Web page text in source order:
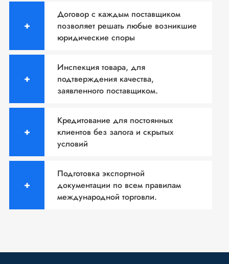
Договор с каждым поставщиком
позволяет решать любые возникшие
юридические споры
Инспекция товара, для
подтверждения качества,
заявленного поставщиком.
Кредитование для постоянных
клиентов без залога и скрытых
условий
Подготовка экспортной
документации по всем правилам
международной торговли.